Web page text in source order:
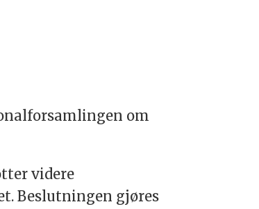
om
videre
Beslutningen gjøres